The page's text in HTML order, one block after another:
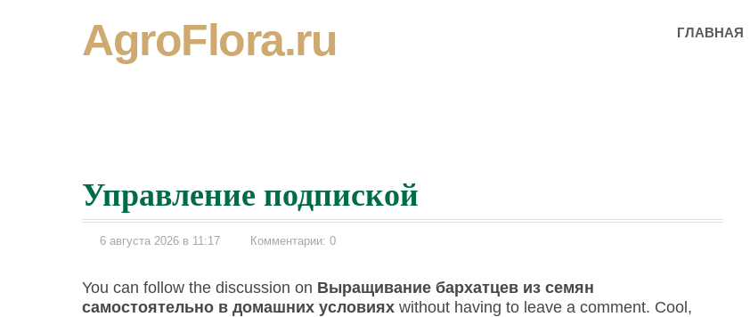
AgroFlora.ru ГЛАВНАЯ
Управление подпиской
6 августа 2026 в 11:17 Комментарии: 0
You can follow the discussion on Выращивание бархатцев из семян
самостоятельно в домашних условиях without having to leave a comment. Cool,